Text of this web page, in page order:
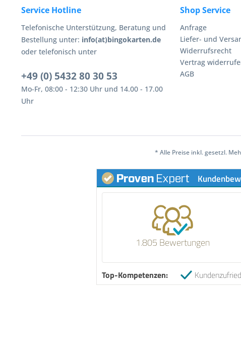
Service Hotline
Telefonische Unterstützung, Beratung und
Bestellung unter: info(at)bingokarten.de
oder telefonisch unter
+49 (0) 5432 80 30 53
Mo-Fr, 08:00 - 12:30 Uhr und 14.00 - 17.00
Uhr
Shop Service
Anfrage
Liefer- und
Widerrufsrecht
Vertrag
AGB
* Alle Preise inkl. gesetzl.
1.805 Bewertungen
Top-Kompetenzen: